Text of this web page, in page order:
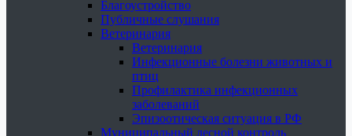
Благоустройство
Публичные слушания
Ветеринария
Ветеринария
Инфекционные болезни животных и
птиц
Профилактика инфекционных
заболеваний
Эпизоотическая ситуация в РФ
Муниципальный лесной контроль